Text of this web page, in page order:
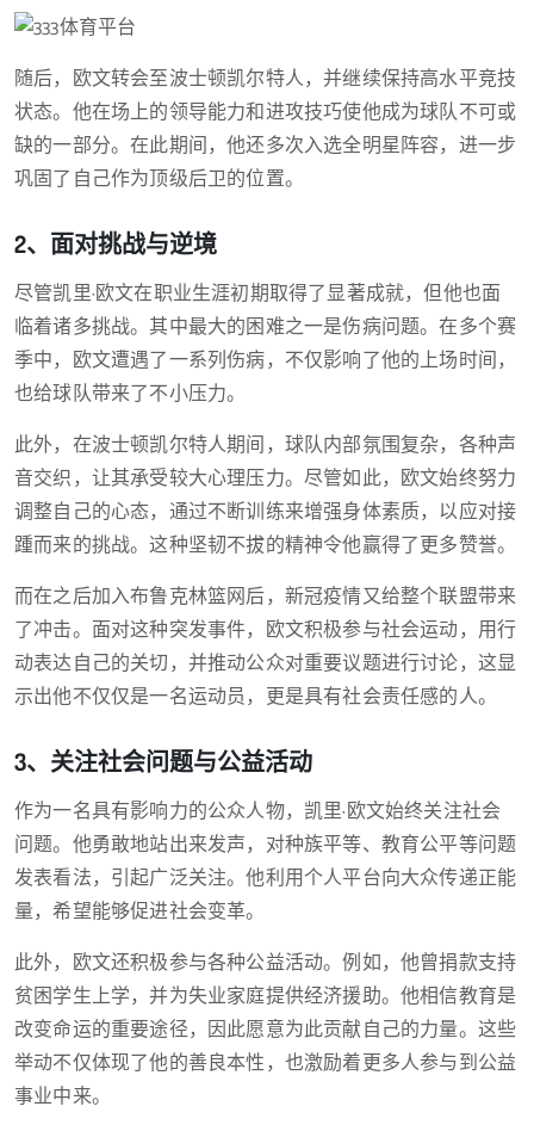
随后，欧文转会至波士顿凯尔特人，并继续保持高水平竞技
状态。他在场上的领导能力和进攻技巧使他成为球队不可或
缺的一部分。在此期间，他还多次入选全明星阵容，进一步
巩固了自己作为顶级后卫的位置。
2、面对挑战与逆境
尽管凯里·欧文在职业生涯初期取得了显著成就，但他也面
临着诸多挑战。其中最大的困难之一是伤病问题。在多个赛
季中，欧文遭遇了一系列伤病，不仅影响了他的上场时间，
也给球队带来了不小压力。
此外，在波士顿凯尔特人期间，球队内部氛围复杂，各种声
音交织，让其承受较大心理压力。尽管如此，欧文始终努力
调整自己的心态，通过不断训练来增强身体素质，以应对接
踵而来的挑战。这种坚韧不拔的精神令他赢得了更多赞誉。
而在之后加入布鲁克林篮网后，新冠疫情又给整个联盟带来
了冲击。面对这种突发事件，欧文积极参与社会运动，用行
动表达自己的关切，并推动公众对重要议题进行讨论，这显
示出他不仅仅是一名运动员，更是具有社会责任感的人。
3、关注社会问题与公益活动
作为一名具有影响力的公众人物，凯里·欧文始终关注社会
问题。他勇敢地站出来发声，对种族平等、教育公平等问题
发表看法，引起广泛关注。他利用个人平台向大众传递正能
量，希望能够促进社会变革。
此外，欧文还积极参与各种公益活动。例如，他曾捐款支持
贫困学生上学，并为失业家庭提供经济援助。他相信教育是
改变命运的重要途径，因此愿意为此贡献自己的力量。这些
举动不仅体现了他的善良本性，也激励着更多人参与到公益
事业中来。